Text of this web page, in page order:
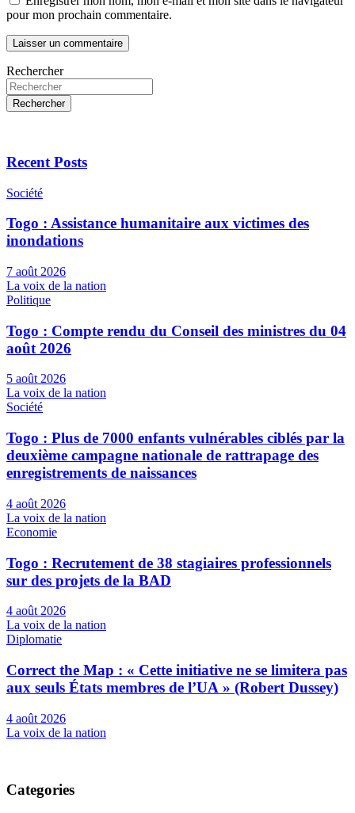
pour mon prochain commentaire.
Rechercher
Rechercher
Recent Posts
Société
Togo : Assistance humanitaire aux victimes des
inondations
7 août 2026
La voix de la nation
Politique
Togo : Compte rendu du Conseil des ministres du 04
août 2026
5 août 2026
La voix de la nation
Société
Togo : Plus de 7000 enfants vulnérables ciblés par la
deuxième campagne nationale de rattrapage des
enregistrements de naissances
4 août 2026
La voix de la nation
Economie
Togo : Recrutement de 38 stagiaires professionnels
sur des projets de la BAD
4 août 2026
La voix de la nation
Diplomatie
Correct the Map : « Cette initiative ne se limitera pas
aux seuls États membres de l’UA » (Robert Dussey)
4 août 2026
La voix de la nation
Categories